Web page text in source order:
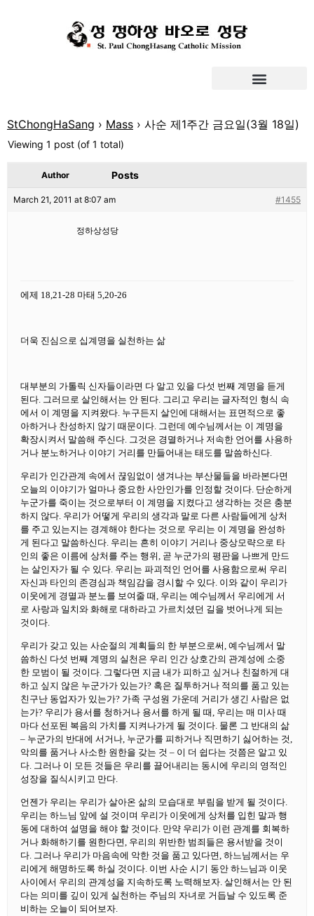
StChongHaSang › Mass › 사순 제1주간 금요일(3월 18일)
Viewing 1 post (of 1 total)
Author Posts
March 21, 2011 at 8:07 am #1455
정하상성당
에제 18,21-28 마태 5,20-26
더욱 진심으로 십계명을 실천하는 삶
대부분의 가톨릭 신자들이라면 다 알고 있을 다섯 번째 계명을 듣게
된다. 그러므로 살인해서는 안 된다. 그리고 우리는 글자적인 형식 속
에서 이 계명을 지켜왔다. 누구든지 살인에 대해서는 표면적으로 좋
아하거나 찬성하지 않기 때문이다. 그런데 예수님께서는 이 계명을
확장시켜서 말씀해 주신다. 그것은 경멸하거나 저속한 언어를 사용하
거나 분노하거나 이야기 거리를 만들어내는 태도를 말씀하신다.
우리가 인간관계 속에서 끊임없이 생겨나는 부산물들을 바라본다면
오늘의 이야기가 얼마나 중요한 사안인가를 인정할 것이다. 단순하게
누군가를 죽이는 것으로부터 이 계명을 지켰다고 생각하는 것은 충분
하지 않다. 우리가 어떻게 우리의 생각과 말로 다른 사람들에게 상처
를 주고 있는지는 경계해야 한다는 것으로 우리는 이 계명을 완성하
게 된다고 말씀하신다. 우리는 흔히 이야기 거리나 중상모략으로 타
인의 좋은 이름에 상처를 주는 행위, 곧 누군가의 평판을 나쁘게 만드
는 살인자가 될 수 있다. 우리는 파괴적인 언어를 사용함으로써 우리
자신과 타인의 존경심과 책임감을 경시할 수 있다. 이와 같이 우리가
이웃에게 경멸과 분노를 보여줄 때, 우리는 예수님께서 우리에게 서
로 사랑과 일치와 화해로 대하라고 가르치셨던 길을 벗어나게 되는
것이다.
우리가 갖고 있는 사순절의 계획들의 한 부분으로써, 예수님께서 말
씀하신 다섯 번째 계명의 실천은 우리 인간 상호간의 관계성에 소중
한 모범이 될 것이다. 그렇다면 지금 내가 피하고 싶거나 친절하게 대
하고 싶지 않은 누군가가 있는가? 혹은 질투하거나 적의를 품고 있는
친구난 동업자가 있는가? 가족 구성원 가운데 거리가 생긴 사람은 없
는가? 우리가 용서를 청하거나 용서를 하게 될 때, 우리는 매 미사 때
마다 선포된 복음의 가치를 지켜나가게 될 것이다. 물론 그 반대의 삶
– 누군가의 반대에 서거나, 누군가를 피하거나 직면하기 싫어하는 것,
악의를 품거나 사소한 원한을 갖는 것 – 이 더 쉽다는 것쯤은 알고 있
다. 그러나 이 모든 것들은 우리를 끌어내리는 동시에 우리의 영적인
성장을 질식시키고 만다.
언젠가 우리는 우리가 살아온 삶의 모습대로 부림을 받게 될 것이다.
우리는 하느님 앞에 설 것이며 우리가 이웃에게 상처를 입힌 말과 행
동에 대하여 설명을 해야 할 것이다. 만약 우리가 이런 관계를 회복하
거나 화해하기를 원한다면, 우리의 위반한 범죄들은 용서받을 것이
다. 그러나 우리가 마음속에 악한 것을 품고 있다면, 하느님께서는 우
리에게 해명하도록 하실 것이다. 이번 사순 시기 동안 하느님과 이웃
사이에서 우리의 관계성을 지속하도록 노력해보자. 살인해서는 안 된
다는 의미를 깊이 있게 실천하는 주님의 자녀로 거듭날 수 있도록 준
비하는 오늘이 되어보자.